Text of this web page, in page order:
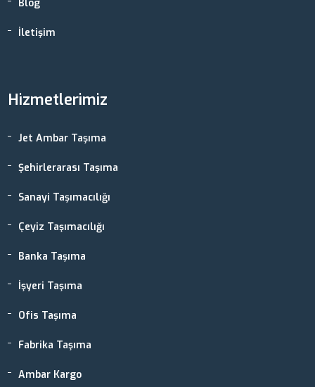
Blog
İletişim
Hizmetlerimiz
Jet Ambar Taşıma
Şehirlerarası Taşıma
Sanayi Taşımacılığı
Çeyiz Taşımacılığı
Banka Taşıma
İşyeri Taşıma
Ofis Taşıma
Fabrika Taşıma
Ambar Kargo